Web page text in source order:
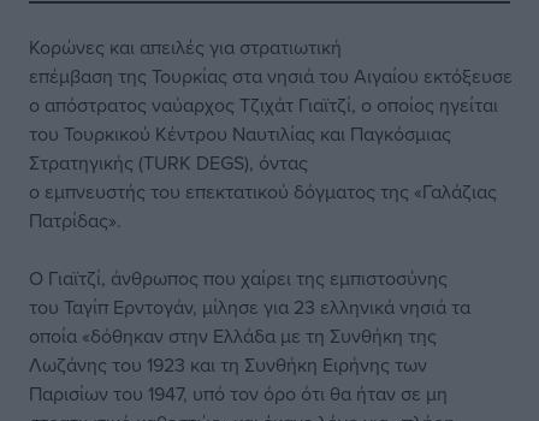
Κορώνες και απειλές για στρατιωτική
επέμβαση της Τουρκίας στα νησιά του Αιγαίου εκτόξευσε
ο απόστρατος ναύαρχος Τζιχάτ Γιαϊτζί, ο οποίος ηγείται
του Τουρκικού Κέντρου Ναυτιλίας και Παγκόσμιας
Στρατηγικής (TURK DEGS), όντας
ο εμπνευστής του επεκτατικού δόγματος της «Γαλάζιας
Πατρίδας».
Ο Γιαϊτζί, άνθρωπος που χαίρει της εμπιστοσύνης
του Ταγίπ Ερντογάν, μίλησε για 23 ελληνικά νησιά τα
οποία «δόθηκαν στην Ελλάδα με τη Συνθήκη της
Λωζάνης του 1923 και τη Συνθήκη Ειρήνης των
Παρισίων του 1947, υπό τον όρο ότι θα ήταν σε μη